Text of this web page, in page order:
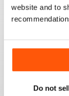
website and to
Do not
Great Fishing